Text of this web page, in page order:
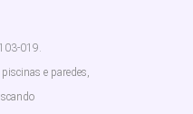
019.
e paredes,